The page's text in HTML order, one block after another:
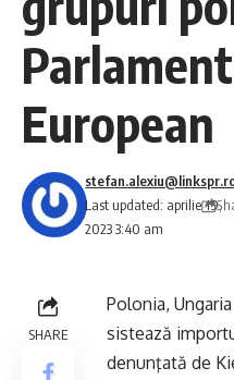
European
Last updated: aprilie 19,
2023 3:40 am
SHARE
Polonia,
sistează
denunţată de